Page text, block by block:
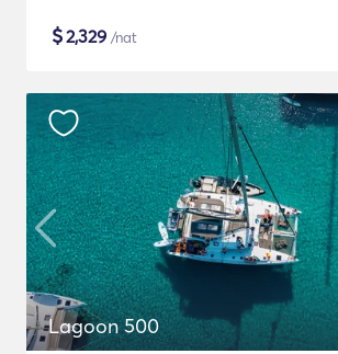
$2,329 /nat
Lagoon 500